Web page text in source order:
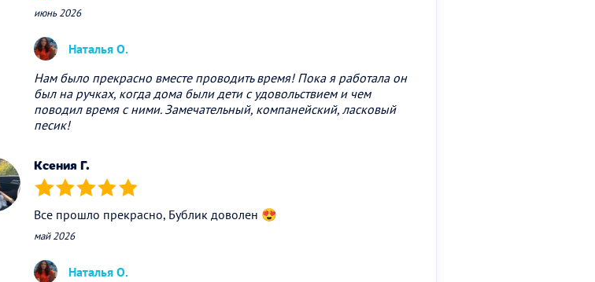
июнь 2026
Наталья О.
Нам было прекрасно вместе проводить время! Пока я работала он
был на ручках, когда дома были дети с удовольствием и чем
поводил время с ними. Замечательный, компанейский, ласковый
песик!
Ксения Г.
(*) (*) (*) (*) (*)
Все прошло прекрасно, Бублик доволен 😍
май 2026
Наталья О.